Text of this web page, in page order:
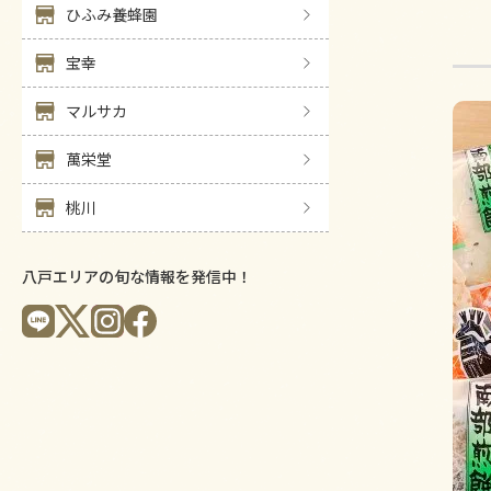
ひふみ養蜂園
宝幸
マルサカ
萬栄堂
桃川
八戸エリアの旬な情報を発信中！